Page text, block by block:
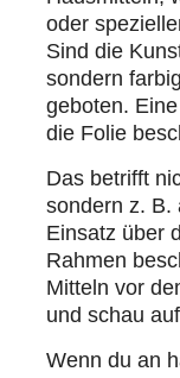
oder
Sind die
sondern
geboten.
die Folie
Das betrifft
sondern z. B.
Einsatz über
Rahmen
Mitteln vor
und schau
Wenn du an